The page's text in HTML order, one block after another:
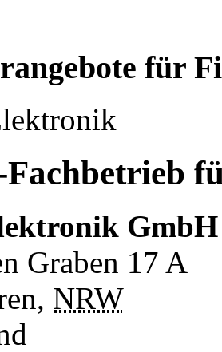
für
GmbH
Graben 17 A
, NRW